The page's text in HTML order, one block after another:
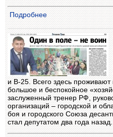
Подробнее
и В-25. Всего здесь
большое и беспокойное
заслуженный тренер РФ,
организаций – городской и
боя и городского Союза
стал депутатом два года назад.